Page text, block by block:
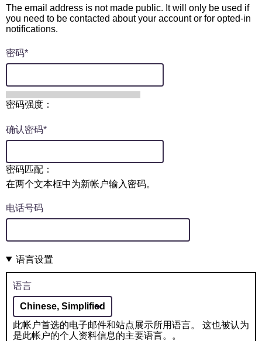
The email address is not made public. It will only be used if
you need to be contacted about your account or for opted-in
notifications.
密码
密码强度：
确认密码
密码匹配：
在两个文本框中为新帐户输入密码。
电话号码
语言设置
语言
此帐户首选的电子邮件和站点展示所用语言。 这也被认为
是此帐户的个人资料信息的主要语言。。